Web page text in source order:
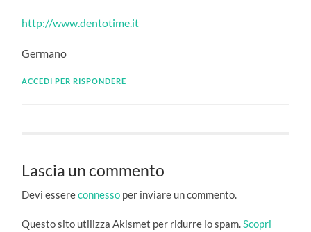
http://www.dentotime.it
Germano
ACCEDI PER RISPONDERE
Lascia un commento
Devi essereconnesso per inviare un commento.
Questo sito utilizza Akismet per ridurre lo spam.Scopri